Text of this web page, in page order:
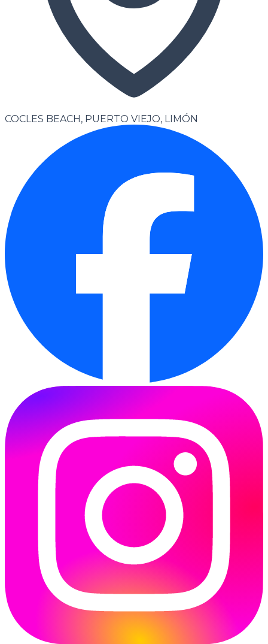
COCLES BEACH, PUERTO VIEJO, LIMÓN